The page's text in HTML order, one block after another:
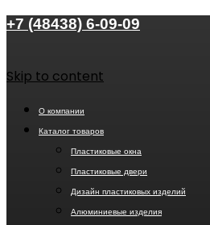
+7 (48438) 6-09-09
Skip to content
О компании
Каталог товаров
Пластиковые окна
Пластиковые двери
Дизайн пластиковых изделий
Алюминиевые изделия